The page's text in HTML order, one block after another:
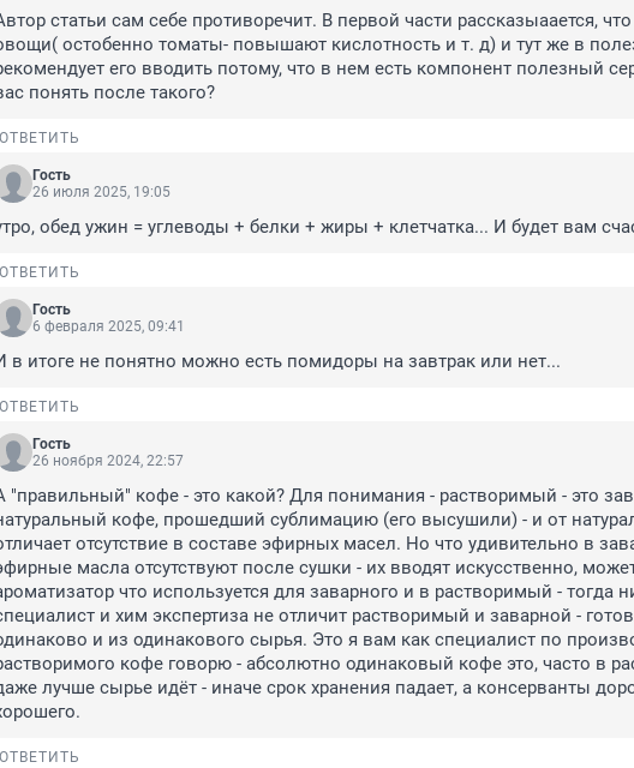
статьи сам себе противоречит. В первой части рассказыаается,
остобенно томаты- повышают кислотность и т. д) и тут же в
его вводить потому, что в нем есть компонент полезный
понять после такого?
ОТВЕТИТЬ
Гость
26 июля 2025, 19:05
обед ужин = углеводы + белки + жиры + клетчатка... И будет вам
ОТВЕТИТЬ
Гость
6 февраля 2025, 09:41
в итоге не понятно можно есть помидоры на завтрак или нет...
ОТВЕТИТЬ
Гость
26 ноября 2024, 22:57
"правильный" кофе - это какой? Для понимания - растворимый - это
кофе, прошедший сублимацию (его высушили) - и от
отсутствие в составе эфирных масел. Но что удивительно в
масла отсутствуют после сушки - их вводят искусственно,
что используется для заварного и в растворимый - тогда
и хим экспертиза не отличит растворимый и заварной -
и из одинакового сырья. Это я вам как специалист по
кофе говорю - абсолютно одинаковый кофе это, часто в
лучше сырье идёт - иначе срок хранения падает, а консерванты
ОТВЕТИТЬ